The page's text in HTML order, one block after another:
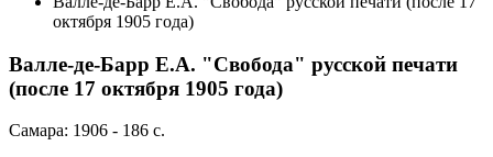
октября 1905 года)
Валле-де-Барр Е.А. "Свобода" русской печати
(после 17 октября 1905 года)
Самара: 1906 - 186 с.